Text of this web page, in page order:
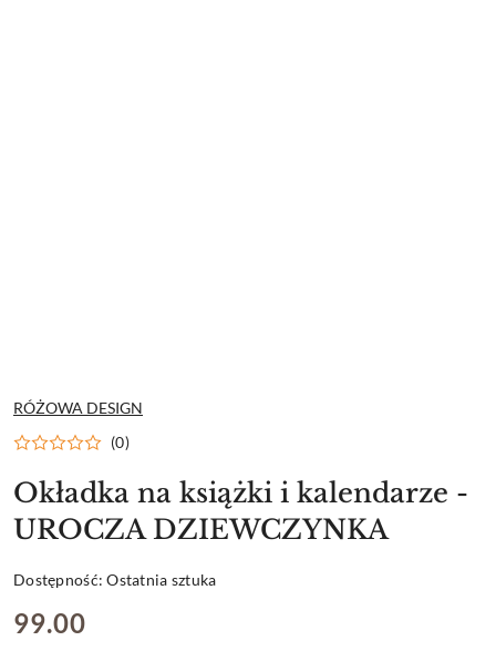
NAZWA
PRODUCENTA:
RÓŻOWA DESIGN
(0)
Okładka na książki i kalendarze -
UROCZA DZIEWCZYNKA
Dostępność:Ostatnia sztuka
cena:
99.00